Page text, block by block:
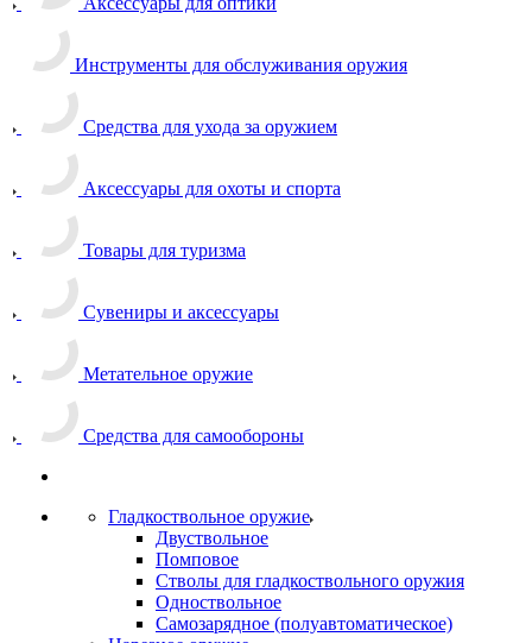
Инструменты для обслуживания оружия
Средства для ухода за оружием
Аксессуары для охоты и спорта
Товары для туризма
Сувениры и аксессуары
Метательное оружие
Средства для самообороны
Гладкоствольное оружие
Двуствольное
Помповое
Стволы для гладкоствольного оружия
Одноствольное
Самозарядное (полуавтоматическое)